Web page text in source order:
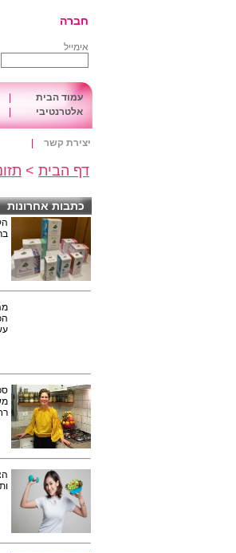
חברה
אימייל
עמוד הבית
אלטרנטיבי
יצירת קשר
דף הבית >
כתבות אחרונות